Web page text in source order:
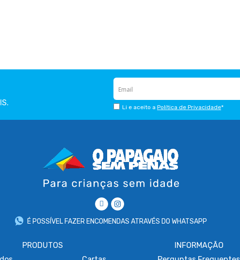
Li e aceito a Política de Privacidade*
É POSSÍVEL FAZER ENCOMENDAS ATRAVÉS DO WHATSAPP
PRODUTOS
INFORMAÇÃO